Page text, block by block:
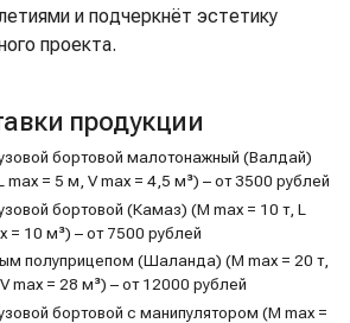
и подчеркнёт эстетику
проекта.
продукции
бортовой малотонажный (Валдай)
max = 5 м, V max = 4,5 м³) – от 3500 рублей
бортовой (Камаз) (M max = 10 т, L
= 10 м³) – от 7500 рублей
полуприцепом (Шаланда) (M max = 20 т,
max = 28 м³) – от 12000 рублей
бортовой с манипулятором (M max =